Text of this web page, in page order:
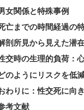
女関係と特殊事例
亡までの時間経過の
剖所見から見えた潜
交時の生理的負荷：
のようにリスクを低
わりに：性交死に向
考文献